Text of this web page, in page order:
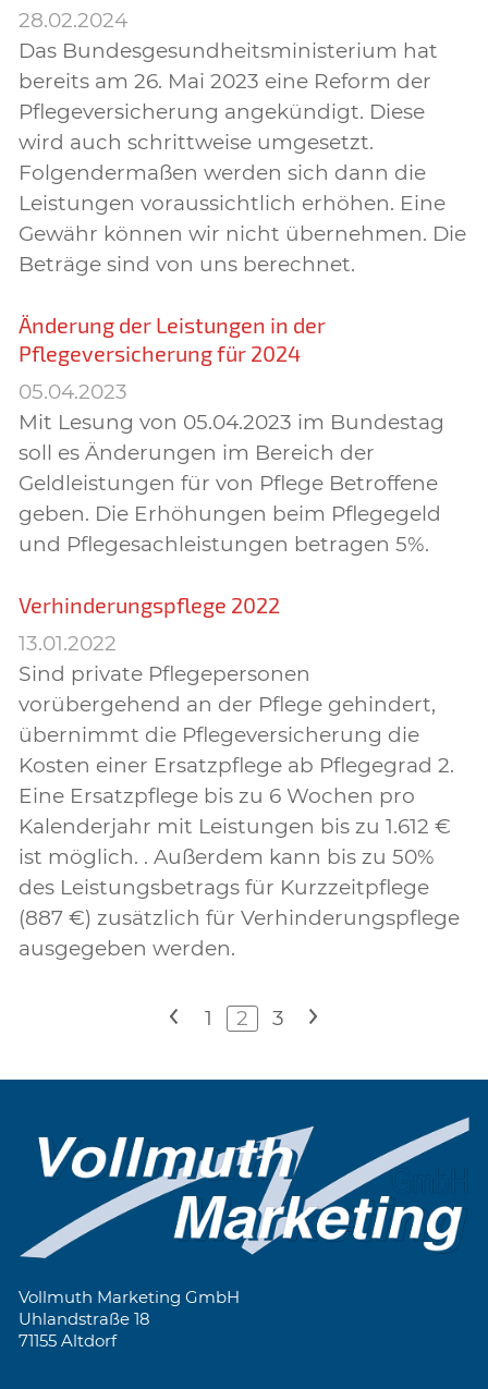
28.02.2024
Das Bundesgesundheitsministerium hat
bereits am 26. Mai 2023 eine Reform der
Pflegeversicherung angekündigt. Diese
wird auch schrittweise umgesetzt.
Folgendermaßen werden sich dann die
Leistungen voraussichtlich erhöhen. Eine
Gewähr können wir nicht übernehmen. Die
Beträge sind von uns berechnet.
Änderung der Leistungen in der
Pflegeversicherung für 2024
05.04.2023
Mit Lesung von 05.04.2023 im Bundestag
soll es Änderungen im Bereich der
Geldleistungen für von Pflege Betroffene
geben. Die Erhöhungen beim Pflegegeld
und Pflegesachleistungen betragen 5%.
Verhinderungspflege 2022
13.01.2022
Sind private Pflegepersonen
vorübergehend an der Pflege gehindert,
übernimmt die Pflegeversicherung die
Kosten einer Ersatzpflege ab Pflegegrad 2.
Eine Ersatzpflege bis zu 6 Wochen pro
Kalenderjahr mit Leistungen bis zu 1.612 €
ist möglich. . Außerdem kann bis zu 50%
des Leistungsbetrags für Kurzzeitpflege
(887 €) zusätzlich für Verhinderungspflege
ausgegeben werden.
< 1 2 3 >
Vollmuth Marketing GmbH
Uhlandstraße 18
71155 Altdorf